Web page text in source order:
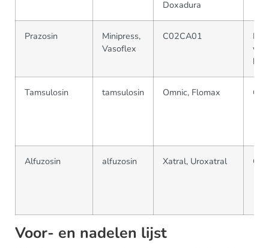
Doxadura
Prazosin
Minipress,
Vasoflex
C02CA01
Tamsulosin tamsulosin Omnic, Flomax
Alfuzosin alfuzosin Xatral, Uroxatral
Voor- en nadelen lijst